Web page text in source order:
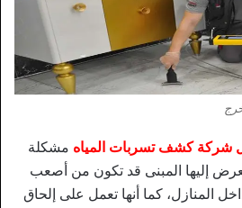
شركة كشف تسربات المياه مشكلة
إليها المبنى قد تكون من أصعب
داخل المنازل، كما أنها تعمل على إلحاق